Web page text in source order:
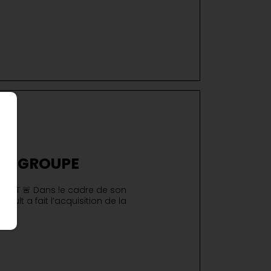
GROUPE
🚨 Dans le cadre de son
a fait l’acquisition de la